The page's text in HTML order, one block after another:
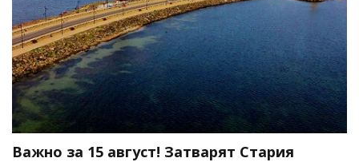
Важно за 15 август! Затварят Стария